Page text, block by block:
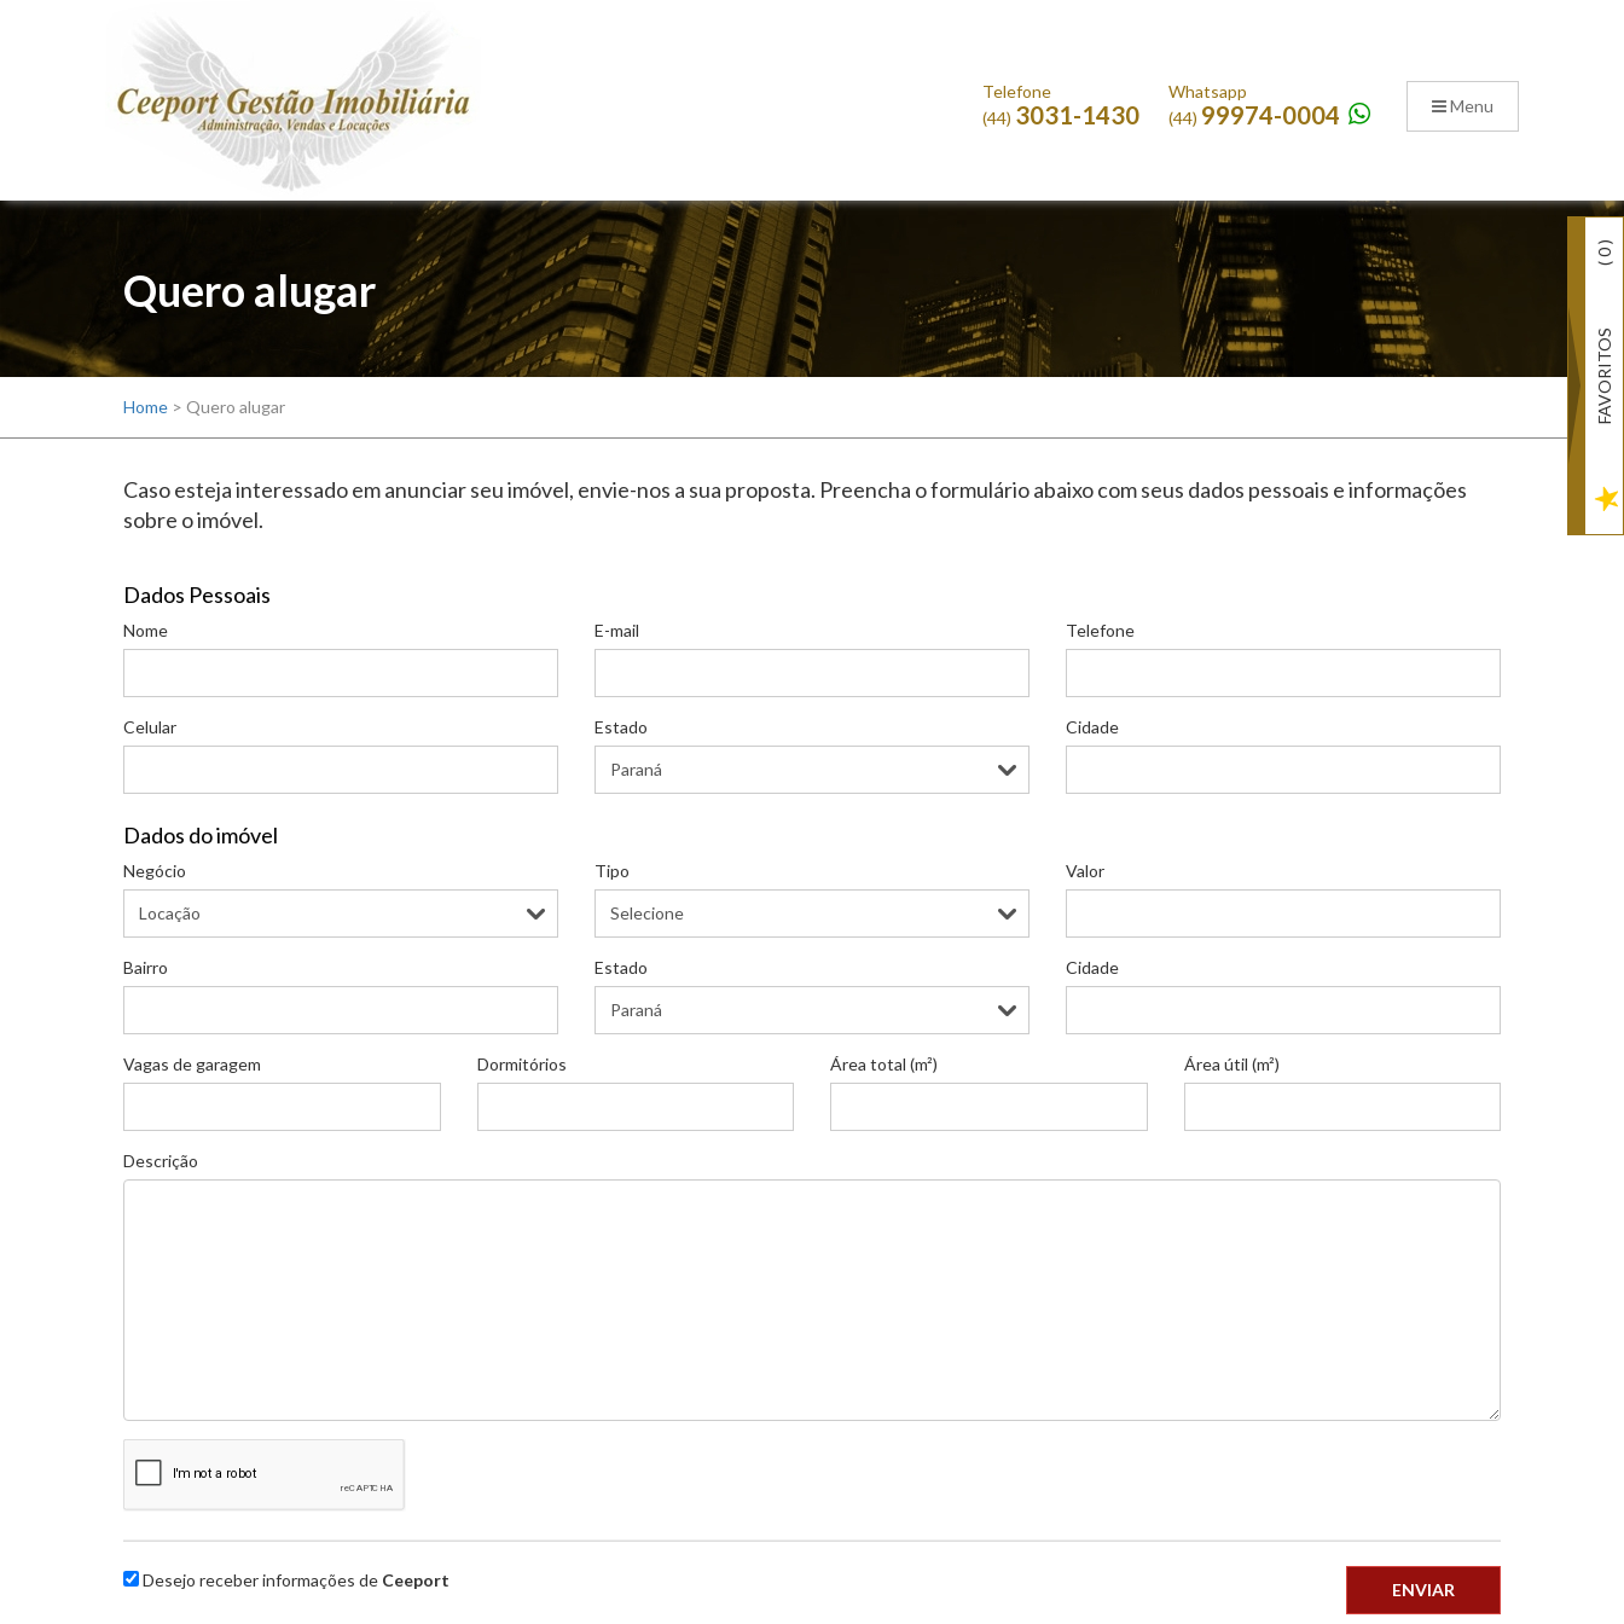
Menu
Telefone
(44) 3031-1430
Whatsapp
(44) 99974-0004
Quero alugar
Home > Quero alugar
Caso esteja interessado em anunciar seu imóvel, envie-nos a sua proposta. Preencha o formulário abaixo com seus dados pessoais e informações
sobre o imóvel.
Dados Pessoais
Nome E-mail Telefone
Celular Estado Cidade
Dados do imóvel
Negócio Tipo Valor
Bairro Estado Cidade
Vagas de garagem Dormitórios Área total (m²) Área útil (m²)
Descrição
Desejo receber informações de Ceeport ENVIAR
FAVORITOS
(
0
)